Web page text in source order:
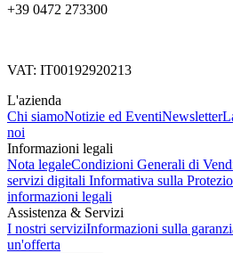
+39 0472 273300
VAT: IT00192920213
L'azienda
Chi siamoNotizie ed EventiNewsletter
noi
Informazioni legali
Nota legaleCondizioni Generali di
servizi digitali Informativa sulla
informazioni legali
Assistenza & Servizi
I nostri serviziInformazioni sulla
un'offerta